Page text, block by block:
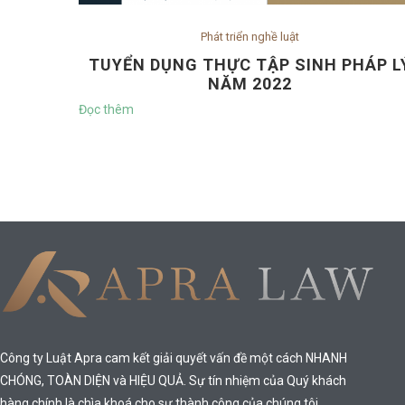
Phát triển nghề luật
TUYỂN DỤNG THỰC TẬP SINH PHÁP
NĂM 2022
Đọc thêm
Công ty Luật Apra cam kết giải quyết vấn đề một cách NHANH
CHÓNG, TOÀN DIỆN và HIỆU QUẢ. Sự tín nhiệm của Quý khách